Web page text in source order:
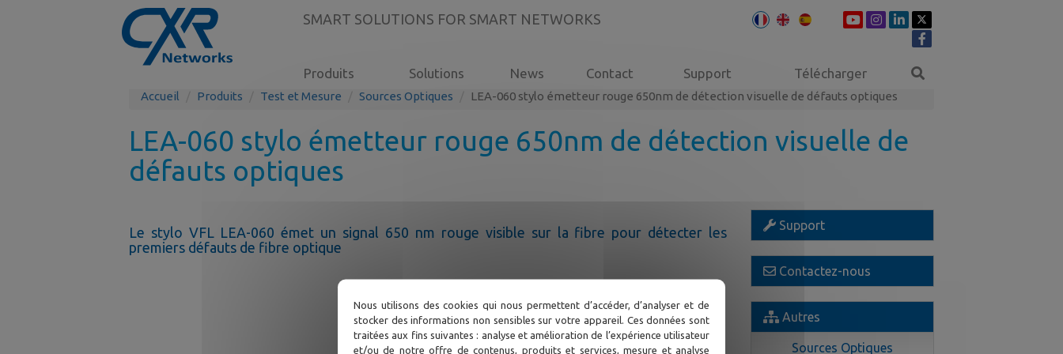
SMART SOLUTIONS FOR SMART NETWORKS
Produits Solutions News Contact Support Télécharger
Accueil Produits Test et Mesure Sources Optiques LEA-060 stylo émetteur rouge 650nm de détection visuelle de défauts optiques
LEA-060 stylo émetteur rouge 650nm de détection visuelle de
défauts optiques
Le stylo VFL LEA-060 émet un signal 650 nm rouge visible sur la fibre pour détecter les
premiers défauts de fibre optique
Support
Contactez-nous
Autres
Sources Optiques
Nous utilisons des cookies qui nous permettent d’accéder, d’analyser et de
stocker des informations non sensibles sur votre appareil. Ces données sont
traitées aux fins suivantes : analyse et amélioration de l’expérience utilisateur
et/ou de notre offre de contenus, produits et services, mesure et analyse